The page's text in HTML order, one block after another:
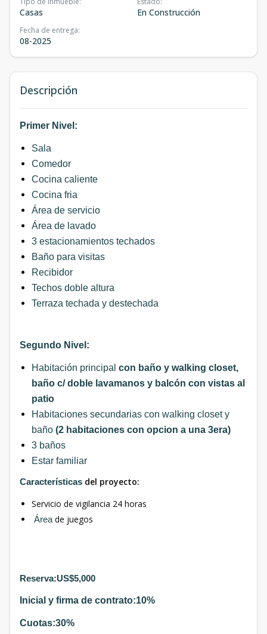
Casas En Construcción
Fecha de entrega:
08-2025
Descripción
Primer Nivel:
Sala
Comedor
Cocina caliente
Cocina fria
Área de servicio
Área de lavado
3 estacionamientos techados
Baño para visitas
Recibidor
Techos doble altura
Terraza techada y destechada
Segundo Nivel:
Habitación principal con baño y walking closet,
baño c/ doble lavamanos y balcón con vistas al
patio
Habitaciones secundarias con walking closet y
baño (2 habitaciones con opcion a una 3era)
3 baños
Estar familiar
Características del proyecto:
Servicio de vigilancia 24 horas
Área de juegos
Reserva:US$5,000
Inicial y firma de contrato:10%
Cuotas:30%